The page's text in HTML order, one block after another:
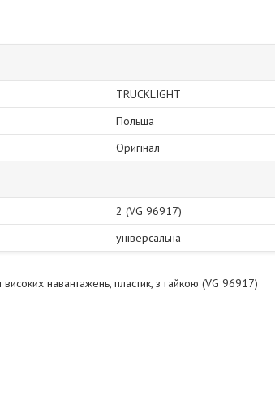
TRUCKLIGHT
Польща
Оригінал
2 (VG 96917)
універсальна
навантажень, пластик, з гайкою (VG 96917)